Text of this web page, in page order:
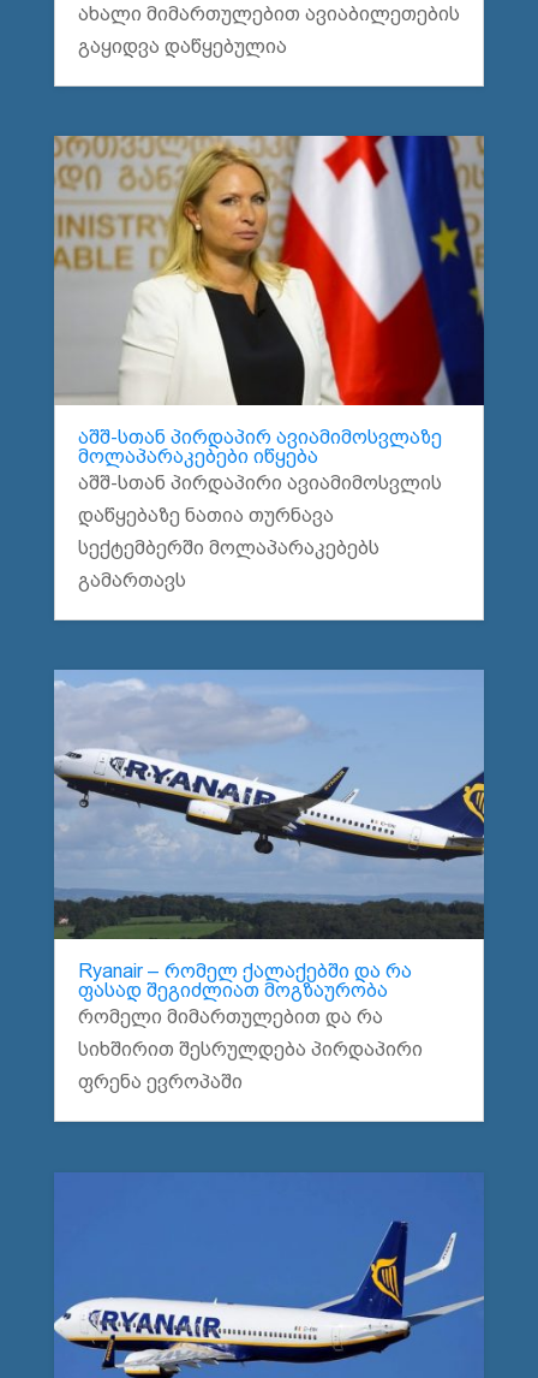
ახალი მიმართულებით ავიაბილეთების
გაყიდვა დაწყებულია
აშშ-სთან პირდაპირ ავიამიმოსვლაზე
მოლაპარაკებები იწყება
აშშ-სთან პირდაპირი ავიამიმოსვლის
დაწყებაზე ნათია თურნავა
სექტემბერში მოლაპარაკებებს
გამართავს
Ryanair – რომელ ქალაქებში და რა
ფასად შეგიძლიათ მოგზაურობა
რომელი მიმართულებით და რა
სიხშირით შესრულდება პირდაპირი
ფრენა ევროპაში